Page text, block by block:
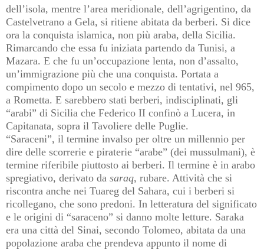
dell’isola, mentre l’area meridionale, dell’agrigentino, da
Castelvetrano a Gela, si ritiene abitata da berberi. Si dice
ora la conquista islamica, non più araba, della Sicilia.
Rimarcando che essa fu iniziata partendo da Tunisi, a
Mazara. E che fu un’occupazione lenta, non d’assalto,
un’immigrazione più che una conquista. Portata a
compimento dopo un secolo e mezzo di tentativi, nel 965,
a Rometta. E sarebbero stati berberi, indisciplinati, gli
“arabi” di Sicilia che Federico II confinò a Lucera, in
Capitanata, sopra il Tavoliere delle Puglie.
“Saraceni”, il termine invalso per oltre un millennio per
dire delle scorrerie e piraterie “arabe” (dei mussulmani), è
termine riferibile piuttosto ai berberi. Il termine è in arabo
spregiativo, derivato da saraq, rubare. Attività che si
riscontra anche nei Tuareg del Sahara, cui i berberi si
ricollegano, che sono predoni. In letteratura del significato
e le origini di “saraceno” si danno molte letture. Saraka
era una città del Sinai, secondo Tolomeo, abitata da una
popolazione araba che prendeva appunto il nome di